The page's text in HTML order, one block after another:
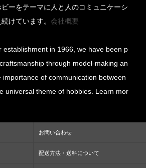
ーをテーマに人と人のコミュニケーシ
けています。会社概要
establishment in 1966, we have been p
through model-making an
importance of communication between
universal theme of hobbies. Learn mor
お問い合わせ
配送方法・送料について